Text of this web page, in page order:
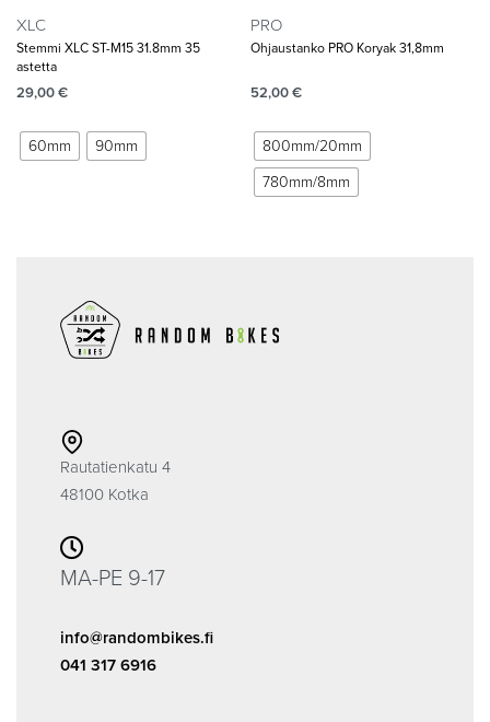
XLC
Stemmi XLC ST-M15 31.8mm 35
astetta
29,00€
60mm 90mm
PRO
Ohjaustanko PRO Koryak 31,8mm
52,00€
800mm/20mm
780mm/8mm
Rautatienkatu 4
48100 Kotka
MA-PE 9-17
info@randombikes.fi
041 317 6916